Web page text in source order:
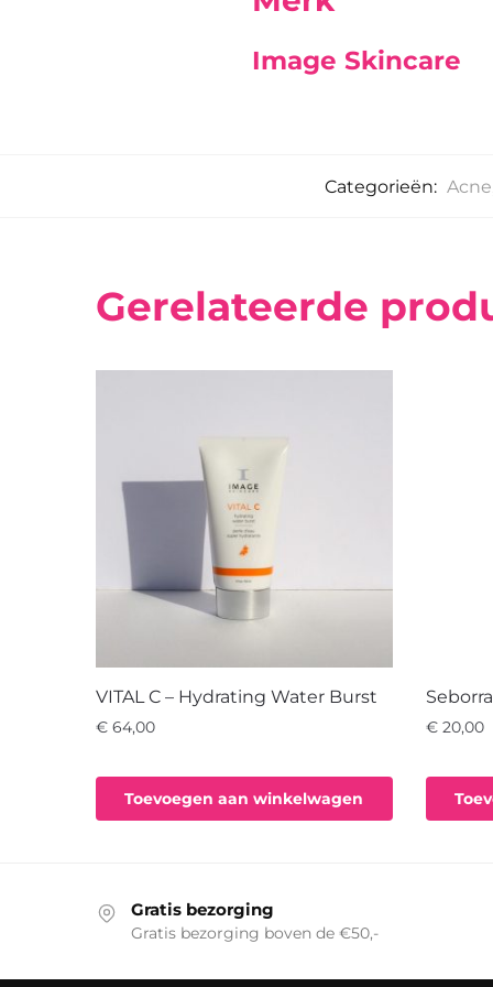
Image Skincare
Categorieën: Acne
Gerelateerde
VITAL C – Hydrating Water Burst
€ 64,00
Toevoegen aan winkelwagen
€20,00
Gratis bezorging
Gratis bezorging boven de €50,-